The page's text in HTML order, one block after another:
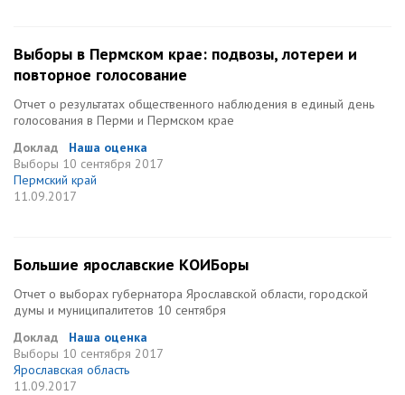
Выборы в Пермском крае: подвозы, лотереи и
повторное голосование
Отчет о результатах общественного наблюдения в единый день
голосования в Перми и Пермском крае
Доклад
Наша оценка
Выборы 10 сентября 2017
Пермский край
11.09.2017
Большие ярославские КОИБоры
Отчет о выборах губернатора Ярославской области, городской
думы и муниципалитетов 10 сентября
Доклад
Наша оценка
Выборы 10 сентября 2017
Ярославская область
11.09.2017